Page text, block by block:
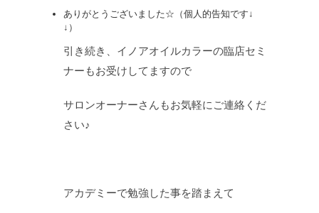
ありがとうございました☆（個人的告知です↓
↓）
引き続き、イノアオイルカラーの臨店セミ
ナーもお受けしてますので
サロンオーナーさんもお気軽にご連絡くだ
さい♪
アカデミーで勉強した事を踏まえて